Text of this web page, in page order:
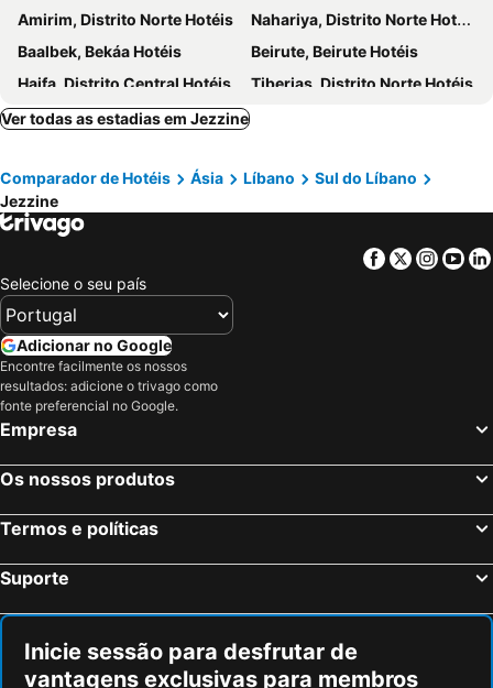
Amirim, Distrito Norte Hotéis
Nahariya, Distrito Norte Hotéis
Baalbek, Bekáa Hotéis
Beirute, Beirute Hotéis
Haifa, Distrito Central Hotéis
Tiberias, Distrito Norte Hotéis
Jounieh, Jaj Hotéis
Nazareth, Distrito Norte Hotéis
Batroun, Norte do Líbano Hotéis
Hermel, Bekáa Hotéis
Tripoli, Norte do Líbano Hotéis
Ver todas as estadias em Jezzine
Comparador de Hotéis Ásia Líbano
Sul do Líbano
Jezzine
Facebook
Twitter
Selecione o seu país
Adicionar no Google
Encontre facilmente os nossos
resultados: adicione o trivago como
fonte preferencial no Google.
Empresa
Os nossos produtos
Termos e políticas
Suporte
Inicie sessão para desfrutar de
vantagens exclusivas para membros